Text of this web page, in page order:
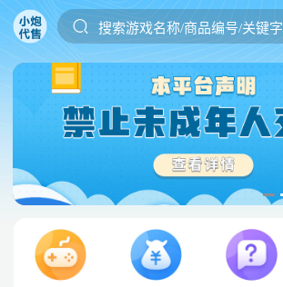
搜索游戏名称/商品编号/关键字